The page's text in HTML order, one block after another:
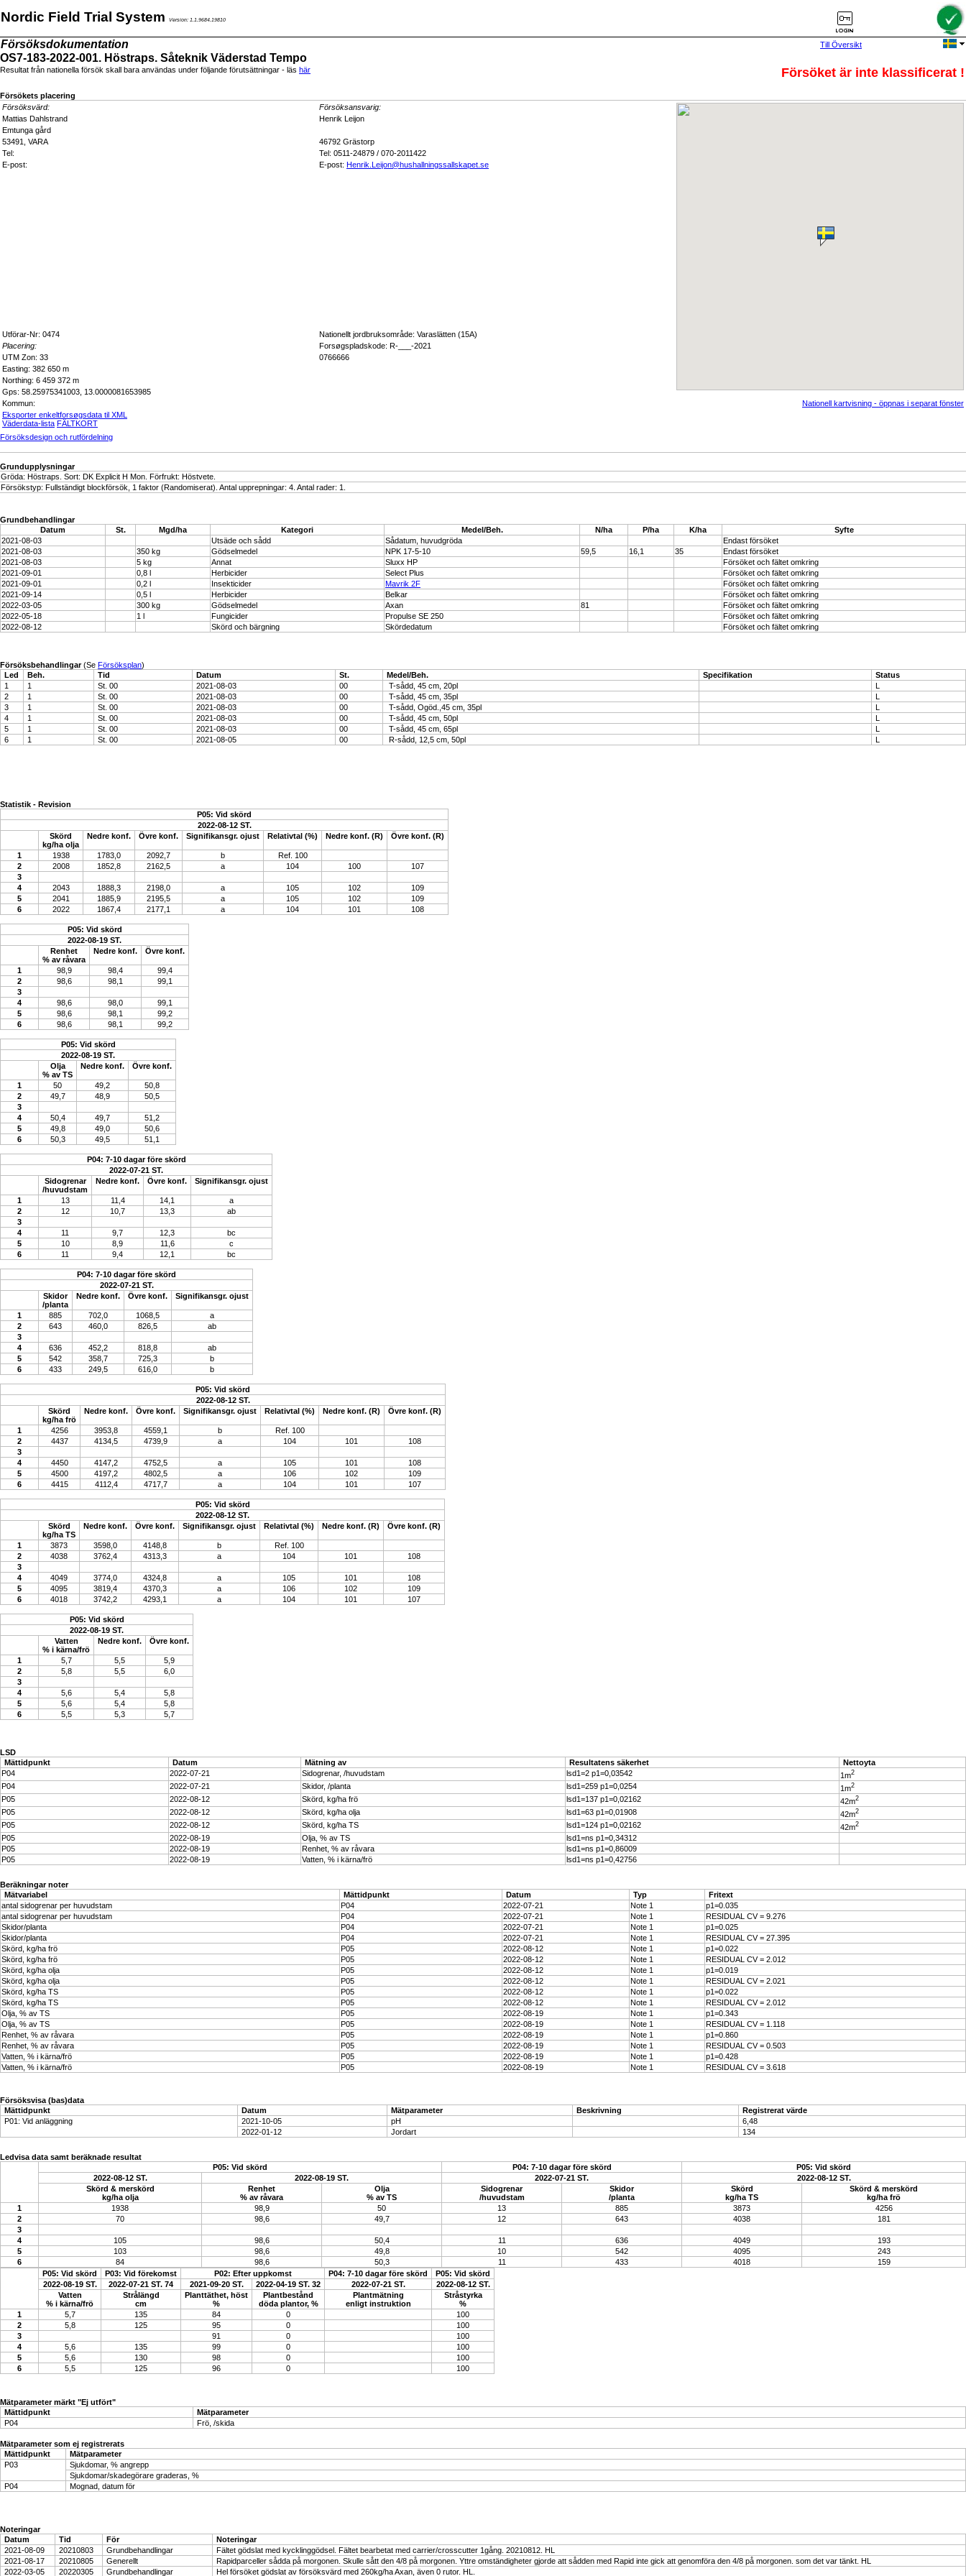
Nordic Field Trial System Version: 1.1.9684.19810
Försöksdokumentation Till Översikt
OS7-183-2022-001. Höstraps. Såteknik Väderstad Tempo
Resultat från nationella försök skall bara användas under följande förutsättningar - läs här Försöket är inte klassificerat !
Försökets placering
Försöksvärd:
Försöksansvarig:
Nationell kartvisning - öppnas i separat fönster
Mattias Dahlstrand
Henrik Leijon
Emtunga gård
53491, VARA
46792 Grästorp
Tel:
Tel: 0511-24879 / 070-2011422
E-post:
E-post: Henrik.Leijon@hushallningssallskapet.se
Utförar-Nr: 0474
Nationellt jordbruksområde: Varaslätten (15A)
Placering:
Forsøgspladskode: R-___-2021
UTM Zon: 33
0766666
Easting: 382 650 m
Northing: 6 459 372 m
Gps: 58.25975341003, 13.0000081653985
Kommun:
Eksporter enkeltforsøgsdata til XML
Väderdata-lista FÄLTKORT
Försöksdesign och rutfördelning
Grundupplysningar
Gröda: Höstraps. Sort: DK Explicit H Mon. Förfrukt: Höstvete.
Försökstyp: Fullständigt blockförsök, 1 faktor (Randomiserat). Antal upprepningar: 4. Antal rader: 1.
Grundbehandlingar
Datum
St. Mgd/ha Kategori Medel/Beh. N/ha P/ha K/ha
Syfte
2021-08-03
Utsäde och sådd Sådatum, huvudgröda
Endast försöket
2021-08-03
350 kg Gödselmedel NPK 17-5-10 59,5 16,1 35
Endast försöket
2021-08-03
5 kg Annat Sluxx HP
Försöket och fältet omkring
2021-09-01
0,8 l Herbicider Select Plus
Försöket och fältet omkring
2021-09-01
0,2 l Insekticider Mavrik 2F
Försöket och fältet omkring
2021-09-14
0,5 l Herbicider Belkar
Försöket och fältet omkring
2022-03-05
300 kg Gödselmedel Axan 81
Försöket och fältet omkring
2022-05-18
1 l Fungicider Propulse SE 250
Försöket och fältet omkring
2022-08-12
Skörd och bärgning Skördedatum Försöket och fältet omkring
Försöksbehandlingar(Se Försöksplan)
Led
Beh. Tid Datum St. Medel/Beh. Specifikation
Status
1
1 St. 00 2021-08-03 00 T-sådd, 45 cm, 20pl
L
2
1 St. 00 2021-08-03 00 T-sådd, 45 cm, 35pl
L
3
1 St. 00 2021-08-03 00 T-sådd, Ogöd.,45 cm, 35pl
L
4
1 St. 00 2021-08-03 00 T-sådd, 45 cm, 50pl
L
5
1 St. 00 2021-08-03 00 T-sådd, 45 cm, 65pl
L
6
1 St. 00 2021-08-05 00 R-sådd, 12,5 cm, 50pl L
Statistik - Revision
P05: Vid skörd
2022-08-12 ST.
Skörd
kg/ha olja
Nedre konf. Övre konf. Signifikansgr. ojust Relativtal (%) Nedre konf. (R) Övre konf. (R)
1 1938 1783,0 2092,7 b
Ref. 100
2
2008 1852,8 2162,5 a 104 100
107
3
4
2043 1888,3 2198,0 a 105 102
109
5
2041 1885,9 2195,5 a 105 102
109
6
2022 1867,4 2177,1 a 104 101 108
P05: Vid skörd
2022-08-19 ST.
Renhet
% av råvara
Nedre konf. Övre konf.
1 98,9 98,4
99,4
2
98,6 98,1
99,1
3
4
98,6 98,0
99,1
5
98,6 98,1
99,2
6
98,6 98,1 99,2
P05: Vid skörd
2022-08-19 ST.
Olja
% av TS
Nedre konf. Övre konf.
1 50 49,2
50,8
2
49,7 48,9
50,5
3
4
50,4 49,7
51,2
5
49,8 49,0
50,6
6
50,3 49,5 51,1
P04: 7-10 dagar före skörd
2022-07-21 ST.
Sidogrenar
/huvudstam
Nedre konf. Övre konf. Signifikansgr. ojust
1 13 11,4 14,1
a
2
12 10,7 13,3
ab
3
4
11 9,7 12,3
bc
5
10 8,9 11,6
c
6
11 9,4 12,1 bc
P04: 7-10 dagar före skörd
2022-07-21 ST.
Skidor
/planta
Nedre konf. Övre konf. Signifikansgr. ojust
1 885 702,0 1068,5
a
2
643 460,0 826,5
ab
3
4
636 452,2 818,8
ab
5
542 358,7 725,3
b
6
433 249,5 616,0 b
P05: Vid skörd
2022-08-12 ST.
Skörd
kg/ha frö
Nedre konf. Övre konf. Signifikansgr. ojust Relativtal (%) Nedre konf. (R) Övre konf. (R)
1 4256 3953,8 4559,1 b
Ref. 100
2
4437 4134,5 4739,9 a 104 101
108
3
4
4450 4147,2 4752,5 a 105 101
108
5
4500 4197,2 4802,5 a 106 102
109
6
4415 4112,4 4717,7 a 104 101 107
P05: Vid skörd
2022-08-12 ST.
Skörd
kg/ha TS
Nedre konf. Övre konf. Signifikansgr. ojust Relativtal (%) Nedre konf. (R) Övre konf. (R)
1 3873 3598,0 4148,8 b
Ref. 100
2
4038 3762,4 4313,3 a 104 101
108
3
4
4049 3774,0 4324,8 a 105 101
108
5
4095 3819,4 4370,3 a 106 102
109
6
4018 3742,2 4293,1 a 104 101 107
P05: Vid skörd
2022-08-19 ST.
Vatten
% i kärna/frö
Nedre konf. Övre konf.
1 5,7 5,5
5,9
2
5,8 5,5
6,0
3
4
5,6 5,4
5,8
5
5,6 5,4
5,8
6
5,5 5,3 5,7
LSD
Mättidpunkt
Datum Mätning av Resultatens säkerhet
Nettoyta
P04
2022-07-21 Sidogrenar, /huvudstam lsd1=2 p1=0,03542 1m2
P04 2022-07-21 Skidor, /planta lsd1=259 p1=0,0254 1m2
P05 2022-08-12 Skörd, kg/ha frö lsd1=137 p1=0,02162 42m2
P05 2022-08-12 Skörd, kg/ha olja lsd1=63 p1=0,01908 42m2
P05 2022-08-12 Skörd, kg/ha TS lsd1=124 p1=0,02162 42m2
P05 2022-08-19 Olja, % av TS
lsd1=ns p1=0,34312
P05
2022-08-19 Renhet, % av råvara
lsd1=ns p1=0,86009
P05
2022-08-19 Vatten, % i kärna/frö lsd1=ns p1=0,42756
Beräkningar noter
Mätvariabel
Mättidpunkt Datum Typ
Fritext
antal sidogrenar per huvudstam
P04 2022-07-21 Note 1
p1=0.035
antal sidogrenar per huvudstam
P04 2022-07-21 Note 1
RESIDUAL CV = 9.276
Skidor/planta
P04 2022-07-21 Note 1
p1=0.025
Skidor/planta
P04 2022-07-21 Note 1
RESIDUAL CV = 27.395
Skörd, kg/ha frö
P05 2022-08-12 Note 1
p1=0.022
Skörd, kg/ha frö
P05 2022-08-12 Note 1
RESIDUAL CV = 2.012
Skörd, kg/ha olja
P05 2022-08-12 Note 1
p1=0.019
Skörd, kg/ha olja
P05 2022-08-12 Note 1
RESIDUAL CV = 2.021
Skörd, kg/ha TS
P05 2022-08-12 Note 1
p1=0.022
Skörd, kg/ha TS
P05 2022-08-12 Note 1
RESIDUAL CV = 2.012
Olja, % av TS
P05 2022-08-19 Note 1
p1=0.343
Olja, % av TS
P05 2022-08-19 Note 1
RESIDUAL CV = 1.118
Renhet, % av råvara
P05 2022-08-19 Note 1
p1=0.860
Renhet, % av råvara
P05 2022-08-19 Note 1
RESIDUAL CV = 0.503
Vatten, % i kärna/frö
P05 2022-08-19 Note 1
p1=0.428
Vatten, % i kärna/frö
P05 2022-08-19 Note 1 RESIDUAL CV = 3.618
Försöksvisa (bas)data
Mättidpunkt
Datum Mätparameter Beskrivning
Registrerat värde
P01: Vid anläggning
2021-10-05 pH
6,48
2022-01-12
Jordart 134
Ledvisa data samt beräknade resultat
P05: Vid skörd
P04: 7-10 dagar före skörd
P05: Vid skörd
2022-08-12 ST.
2022-08-19 ST. 2022-07-21 ST.
2022-08-12 ST.
Skörd & merskörd
kg/ha olja
Renhet
% av råvara
Olja
% av TS
Sidogrenar
/huvudstam
Skidor
/planta
Skörd
kg/ha TS
Skörd & merskörd
kg/ha frö
1
1938 98,9 50 13 885 3873
4256
2
70 98,6 49,7 12 643 4038
181
3
4
105 98,6 50,4 11 636 4049
193
5
103 98,6 49,8 10 542 4095
243
6
84 98,6 50,3 11 433 4018
159
P05: Vid skörd
P03: Vid förekomst P02: Efter uppkomst P04: 7-10 dagar före skörd
P05: Vid skörd
2022-08-19 ST.
2022-07-21 ST. 74 2021-09-20 ST. 2022-04-19 ST. 32 2022-07-21 ST.
2022-08-12 ST.
Vatten
% i kärna/frö
Strålängd
cm
Planttäthet, höst
%
Plantbestånd
döda plantor, %
Plantmätning
enligt instruktion
Stråstyrka
%
1
5,7 135 84 0
100
2
5,8 125 95 0
100
3
91 0
100
4
5,6 135 99 0
100
5
5,6 130 98 0
100
6
5,5 125 96 0 100
Mätparameter märkt "Ej utfört"
Mättidpunkt
Mätparameter
P04
Frö, /skida
Mätparameter som ej registrerats
Mättidpunkt
Mätparameter
P03
Sjukdomar, % angrepp
Sjukdomar/skadegörare graderas, %
P04
Mognad, datum för
Noteringar
Datum
Tid För
Noteringar
2021-08-09
20210803 Grundbehandlingar
Fältet gödslat med kycklinggödsel. Fältet bearbetat med carrier/crosscutter 1gång. 20210812. HL
2021-08-17
20210805 Generellt
Rapidparceller sådda på morgonen. Skulle sått den 4/8 på morgonen. Yttre omständigheter gjorde att sådden med Rapid inte gick att genomföra den 4/8 på morgonen. som det var tänkt. HL
2022-03-05
20220305 Grundbehandlingar Hel försöket gödslat av försöksvärd med 260kg/ha Axan, även 0 rutor. HL.